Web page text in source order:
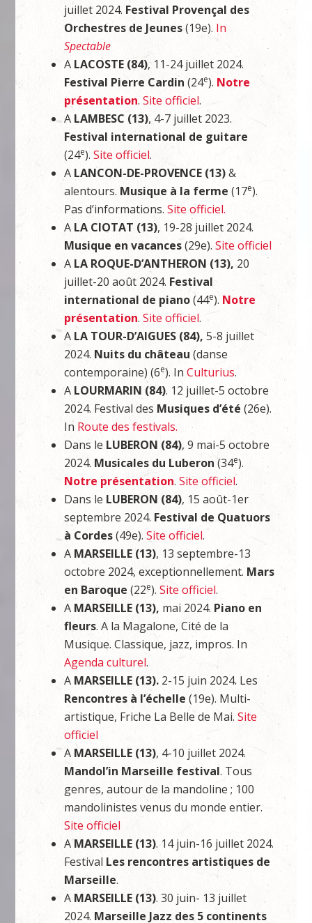
juillet 2024. Festival Provençal des
Orchestres de Jeunes(19e). In
Spectable
A LACOSTE (84), 11-24 juillet 2024.
Festival Pierre Cardin (24e). Notre
présentation.Site officiel.
A LAMBESC (13), 4-7 juillet 2023.
Festival international de guitare
(24e).Site officiel.
A LANCON-DE-PROVENCE (13)&
alentours. Musique à la ferme (17e).
Pas d’informations.Site officiel.
A LA CIOTAT (13), 19-28 juillet 2024.
Musique en vacances(29e).Site officiel
A LA ROQUE-D’ANTHERON (13),20
juillet-20 août 2024. Festival
international de piano(44e). Notre
présentation.Site officiel.
A LA TOUR-D’AIGUES (84), 5-8 juillet
2024. Nuits du château (danse
contemporaine) (6e). InCulturius.
A LOURMARIN (84). 12 juillet-5 octobre
2024. Festival des Musiques d’été(26e).
In Route des festivals.
Dans le LUBERON (84), 9 mai-5 octobre
2024. Musicales du Luberon(34e).
Notre présentation.Site officiel.
Dans le LUBERON (84), 15 août-1er
septembre 2024. Festival de Quatuors
à Cordes(49e).Site officiel.
A MARSEILLE (13), 13 septembre-13
octobre 2024, exceptionnellement. Mars
en Baroque (22e).Site officiel.
A MARSEILLE (13), mai 2024. Piano en
fleurs. A la Magalone, Cité de la
Musique. Classique, jazz, impros. In
Agenda culturel.
A MARSEILLE (13). 2-15 juin 2024. Les
Rencontres à l’échelle(19e). Multi-
artistique, Friche La Belle de Mai.Site
officiel
A MARSEILLE (13), 4-10 juillet 2024.
Mandol’in Marseille festival. Tous
genres, autour de la mandoline ; 100
mandolinistes venus du monde entier.
Site officiel
AMARSEILLE (13). 14 juin-16 juillet 2024.
Festival Les rencontres artistiques de
Marseille.
A MARSEILLE (13). 30 juin- 13 juillet
2024. Marseille Jazz des 5 continents